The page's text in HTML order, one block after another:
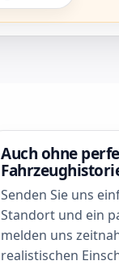
Auch ohne
Senden Sie uns
Standort und ein
melden uns
realistischen